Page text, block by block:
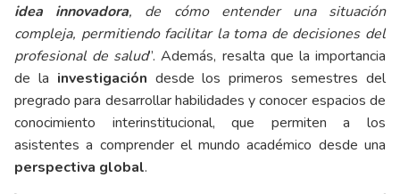
idea innovadora, de cómo entender una situación
compleja, permitiendo facilitar la toma de decisiones del
profesional de salud”. Además, resalta que la importancia
de la investigación desde los primeros semestres del
pregrado para desarrollar habilidades y conocer espacios de
conocimiento interinstitucional, que permiten a los
asistentes a comprender el mundo académico desde una
perspectiva global.